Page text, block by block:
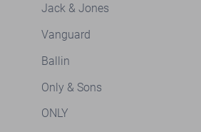
Jack & Jones
Vanguard
Ballin
Only & Sons
ONLY